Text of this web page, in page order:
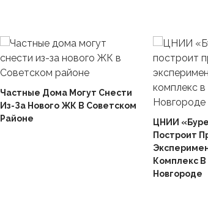
Частные Дома Могут Снести
Из-За Нового ЖК В Советском
Районе
ЦНИИ
Построит
Комплекс
Новгороде